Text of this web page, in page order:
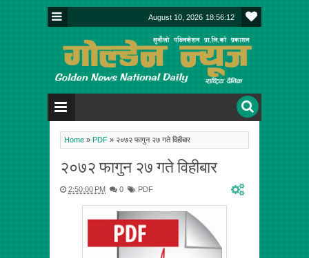
August 10, 2026 18:56:12
Home » PDF » २०७२ फागुन २७ गते विहीबार
२०७२ फागुन २७ गते विहीबार
2:50:00 PM 0 PDF